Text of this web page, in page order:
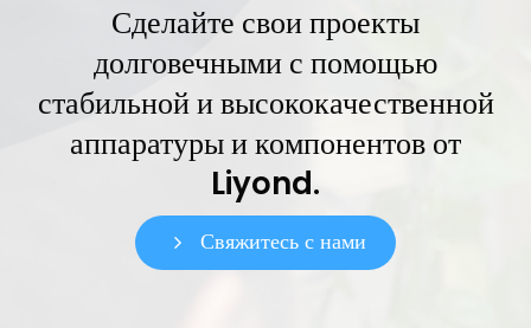
Сделайте свои проекты
долговечными с помощью
стабильной и высококачественной
аппаратуры и компонентов от
Liyond.
Свяжитесь с нами